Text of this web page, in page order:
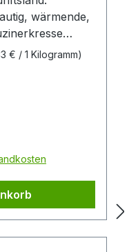
wärmende,
biologischem
wärmend
Naturkost
5-10
€ / 1 Kilogramm)